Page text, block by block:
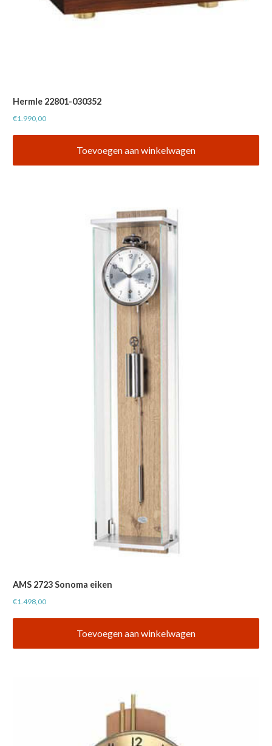
Hermle 22801-030352
€1.990,00
Toevoegen aan winkelwagen
AMS 2723 Sonoma eiken
€1.498,00
Toevoegen aan winkelwagen